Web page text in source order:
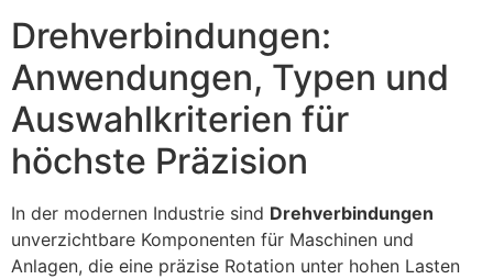
Drehverbindungen:
Anwendungen, Typen und
Auswahlkriterien für
höchste Präzision
In der modernen Industrie sind Drehverbindungen
unverzichtbare Komponenten für Maschinen und
Anlagen, die eine präzise Rotation unter hohen Lasten